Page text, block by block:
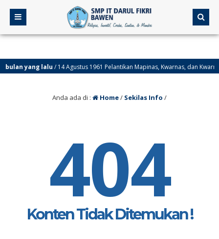
yang lalu/ 14 Agustus 1961 Pelantikan Mapinas, Kwarnas, dan
yang lalu/ 14 Agustus 1950 Hari Jadi Provinsi Kalimantan Selatan.
Anda ada di : Home/ Sekilas Info /
404
Konten Tidak Ditemukan !